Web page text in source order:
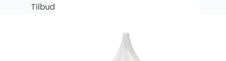
Tilbud